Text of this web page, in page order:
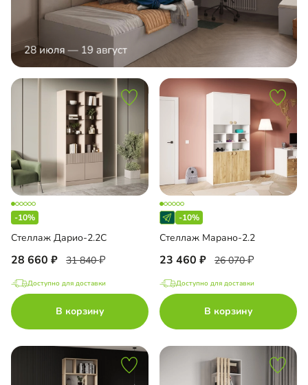
-10%
Стеллаж Дарио-2.2С
28 660 31 840
Доступно для доставки
В корзину
-10%
Стеллаж Марано-2.2
23 460 26 070
Доступно для доставки
В корзину